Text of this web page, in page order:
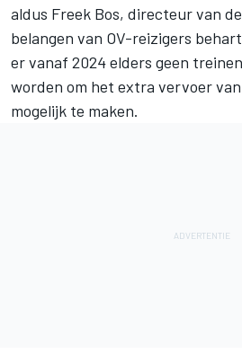
aldus Freek Bos, directeur van
belangen van OV-reizigers
er vanaf 2024 elders geen
worden om het extra vervoer
mogelijk te maken.